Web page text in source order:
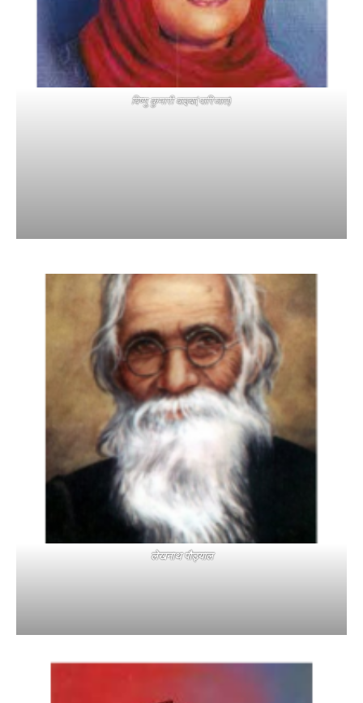
विष्णु कुमारी वाइबा(पारिजात)
लेखनाथ पौड्याल